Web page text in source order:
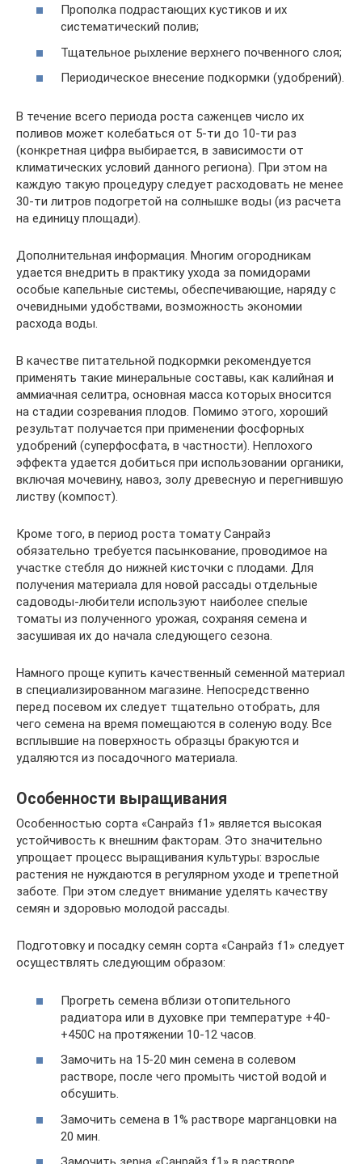
Прополка подрастающих кустиков и их
систематический полив;
Тщательное рыхление верхнего почвенного слоя;
Периодическое внесение подкормки (удобрений).
В течение всего периода роста саженцев число их
поливов может колебаться от 5-ти до 10-ти раз
(конкретная цифра выбирается, в зависимости от
климатических условий данного региона). При этом на
каждую такую процедуру следует расходовать не менее
30-ти литров подогретой на солнышке воды (из расчета
на единицу площади).
Дополнительная информация. Многим огородникам
удается внедрить в практику ухода за помидорами
особые капельные системы, обеспечивающие, наряду с
очевидными удобствами, возможность экономии
расхода воды.
В качестве питательной подкормки рекомендуется
применять такие минеральные составы, как калийная и
аммиачная селитра, основная масса которых вносится
на стадии созревания плодов. Помимо этого, хороший
результат получается при применении фосфорных
удобрений (суперфосфата, в частности). Неплохого
эффекта удается добиться при использовании органики,
включая мочевину, навоз, золу древесную и перегнившую
листву (компост).
Кроме того, в период роста томату Санрайз
обязательно требуется пасынкование, проводимое на
участке стебля до нижней кисточки с плодами. Для
получения материала для новой рассады отдельные
садоводы-любители используют наиболее спелые
томаты из полученного урожая, сохраняя семена и
засушивая их до начала следующего сезона.
Намного проще купить качественный семенной материал
в специализированном магазине. Непосредственно
перед посевом их следует тщательно отобрать, для
чего семена на время помещаются в соленую воду. Все
всплывшие на поверхность образцы бракуются и
удаляются из посадочного материала.
Особенности выращивания
Особенностью сорта «Санрайз f1» является высокая
устойчивость к внешним факторам. Это значительно
упрощает процесс выращивания культуры: взрослые
растения не нуждаются в регулярном уходе и трепетной
заботе. При этом следует внимание уделять качеству
семян и здоровью молодой рассады.
Подготовку и посадку семян сорта «Санрайз f1» следует
осуществлять следующим образом:
Прогреть семена вблизи отопительного
радиатора или в духовке при температуре +40-
+450С на протяжении 10-12 часов.
Замочить на 15-20 мин семена в солевом
растворе, после чего промыть чистой водой и
обсушить.
Замочить семена в 1% растворе марганцовки на
20 мин.